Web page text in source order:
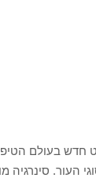
חדש בעולם
העור. סינרגיה